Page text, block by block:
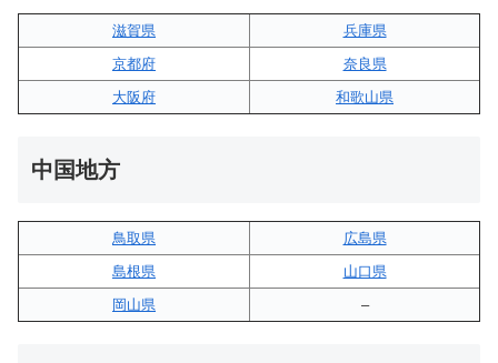
滋賀県
兵庫県
京都府
奈良県
大阪府
和歌山県
中国地方
鳥取県
広島県
島根県
山口県
岡山県
–